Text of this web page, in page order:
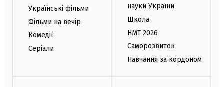
Українські фільми
Фільми на вечір
Комедії
Серіали
науки України
Школа
НМТ 2026
Саморозвиток
Навчання за кордоном